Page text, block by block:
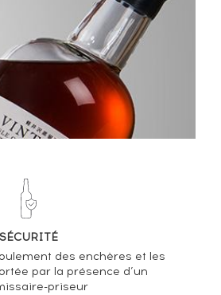
DE LA COTE
À LA BAISSE
RAPPORT À 2025
SÉCURITÉ
des enchères et les
par la présence d’un
priseur